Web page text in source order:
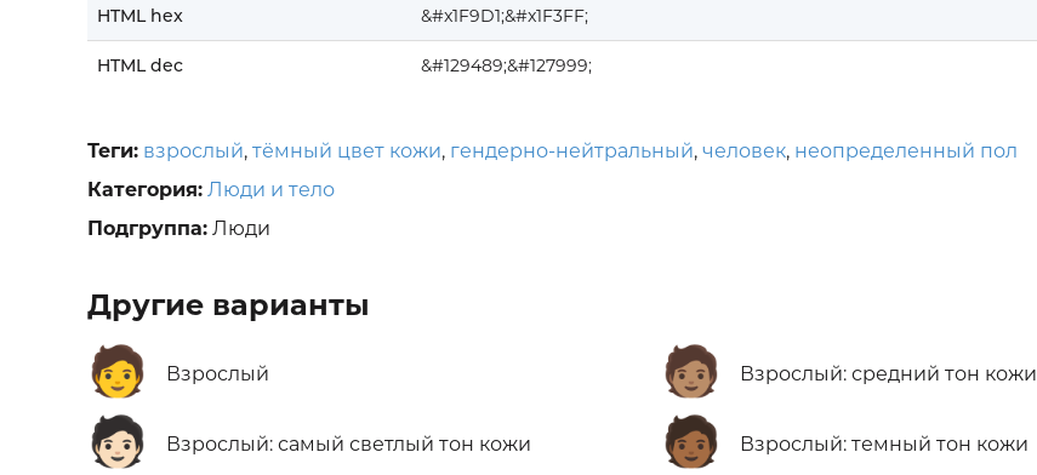
HTML hex &#x1F9D1;&#x1F3FF;
HTML dec &#129489;&#127999;
Теги: взрослый, тёмный цвет кожи, гендерно-нейтральный, человек, неопределенный пол
Категория: Люди и тело
Подгруппа: Люди
Другие варианты
🧑 Взрослый
🧑🏻 Взрослый: самый светлый тон кожи
🧑🏽 Взрослый: средний тон кожи
🧑🏾 Взрослый: темный тон кожи